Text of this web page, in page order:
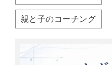
親と子のコーチング